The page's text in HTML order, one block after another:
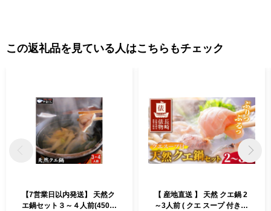
この返礼品を見ている人はこちらもチェック
【7営業日以内発送】 天然ク
エ鍋セット３～４人前(450g)
【 産地直送 】 天然 クエ鍋 2
～3人前 ( クエ スープ 付き )